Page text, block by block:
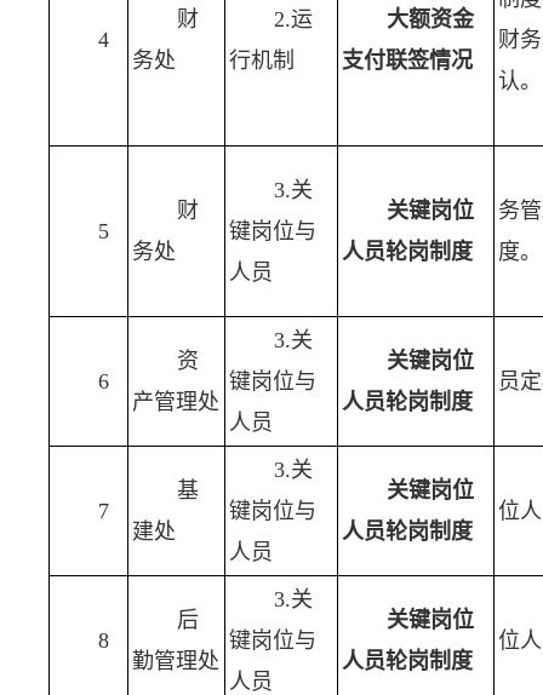
4
财
务处
2.运
行机制
大额资金
支付联签情况
财
认。
5
财
务处
3.关
键岗位与
人员
关键岗位
人员轮岗制度
务
度。
6
资
产管理处
3.关
键岗位与
人员
关键岗位
人员轮岗制度
员
7
基
建处
3.关
键岗位与
人员
关键岗位
人员轮岗制度
位
8
后
勤管理处
3.关
键岗位与
人员
关键岗位
人员轮岗制度
位